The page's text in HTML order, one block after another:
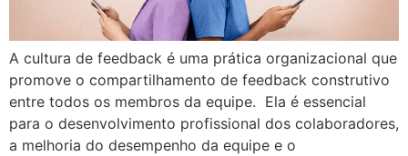
A cultura de feedback é uma prática organizacional que
promove o compartilhamento de feedback construtivo
entre todos os membros da equipe. Ela é essencial
para o desenvolvimento profissional dos colaboradores,
a melhoria do desempenho da equipe e o